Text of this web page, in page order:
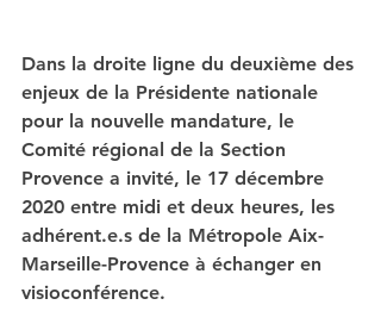
Dans la droite ligne du deuxième des
enjeux de la Présidente nationale
pour la nouvelle mandature, le
Comité régional de la Section
Provence a invité, le 17 décembre
2020 entre midi et deux heures, les
adhérent.e.s de la Métropole Aix-
Marseille-Provence à échanger en
visioconférence.